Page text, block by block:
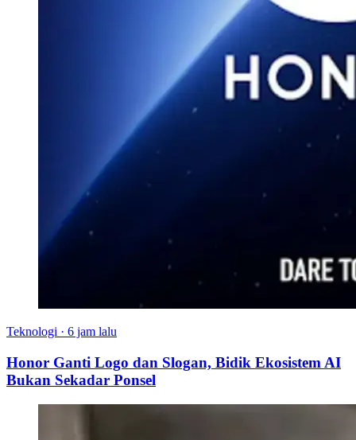
Teknologi · 6 jam lalu
Honor Ganti Logo dan Slogan, Bidik Ekosistem AI
Bukan Sekadar Ponsel